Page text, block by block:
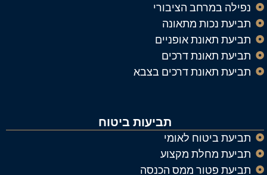
נפילה במרחב הציבורי
תביעת נכות מתאונה
תביעת תאונת אופניים
תביעת תאונת דרכים
תביעת תאונת דרכים בצבא
תביעות ביטוח
תביעת ביטוח לאומי
תביעת מחלת מקצוע
תביעת פטור ממס הכנסה